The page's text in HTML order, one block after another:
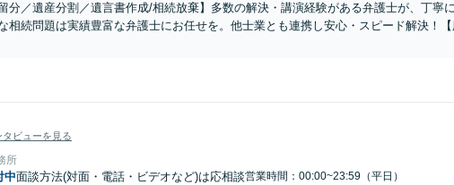
分／遺産分割／遺言書作成/相続放棄】多数の解決・講演経験がある弁護士が、丁寧
相続問題は実績豊富な弁護士にお任せを。他士業とも連携し安心・スピード解決！
タビューを見る
所
中面談方法(対面・電話・ビデオなど)は応相談営業時間：00:00~23:59（平日）